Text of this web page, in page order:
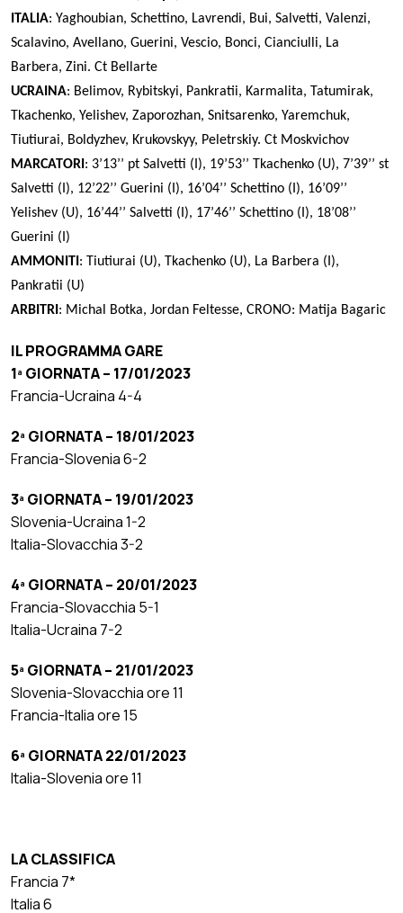
ITALIA: Yaghoubian, Schettino, Lavrendi, Bui, Salvetti, Valenzi,
Scalavino, Avellano, Guerini, Vescio, Bonci, Cianciulli, La
Barbera, Zini. Ct Bellarte
UCRAINA: Belimov, Rybitskyi, Pankratii, Karmalita, Tatumirak,
Tkachenko, Yelishev, Zaporozhan, Snitsarenko, Yaremchuk,
Tiutiurai, Boldyzhev, Krukovskyy, Peletrskiy. Ct Moskvichov
MARCATORI : 3’13’’ pt Salvetti (I), 19’53’’ Tkachenko (U), 7’39’’ st
Salvetti (I), 12’22’’ Guerini (I), 16’04’’ Schettino (I), 16’09’’
Yelishev (U), 16’44’’ Salvetti (I), 17’46’’ Schettino (I), 18’08’’
Guerini (I)
AMMONITI : Tiutiurai (U), Tkachenko (U), La Barbera (I),
Pankratii (U)
ARBITRI : Michal Botka, Jordan Feltesse, CRONO: Matija Bagaric
IL PROGRAMMA GARE
1ª GIORNATA – 17/01/2023
Francia-Ucraina 4-4
2ª GIORNATA – 18/01/2023
Francia-Slovenia 6-2
3ª GIORNATA – 19/01/2023
Slovenia-Ucraina 1-2
Italia-Slovacchia 3-2
4ª GIORNATA – 20/01/2023
Francia-Slovacchia 5-1
Italia-Ucraina 7-2
5ª GIORNATA – 21/01/2023
Slovenia-Slovacchia ore 11
Francia-Italia ore 15
6ª GIORNATA 22/01/2023
Italia-Slovenia ore 11
LA CLASSIFICA
Francia 7*
Italia 6